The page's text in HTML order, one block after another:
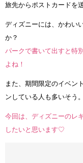
旅先からポストカードを
ディズニーには、かわい
か？
パークで書いて出すと特
よね！
また、期間限定のイベン
ンしている人も多いそう。
今回は、ディズニーのレ
したいと思います♡